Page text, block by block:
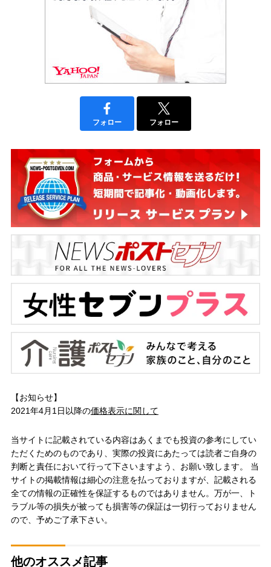
フォロー フォロー
【お知らせ】
2021年4月1日以降の価格表示に関して
当サイトに記載されている内容はあくまでも投資の参考にしてい
ただくためのものであり、実際の投資にあたっては読者ご自身の
判断と責任において行って下さいますよう、お願い致します。 当
サイトの掲載情報は細心の注意を払っておりますが、記載される
全ての情報の正確性を保証するものではありません。万が一、ト
ラブル等の損失が被っても損害等の保証は一切行っておりません
ので、予めご了承下さい。
他のオススメ記事